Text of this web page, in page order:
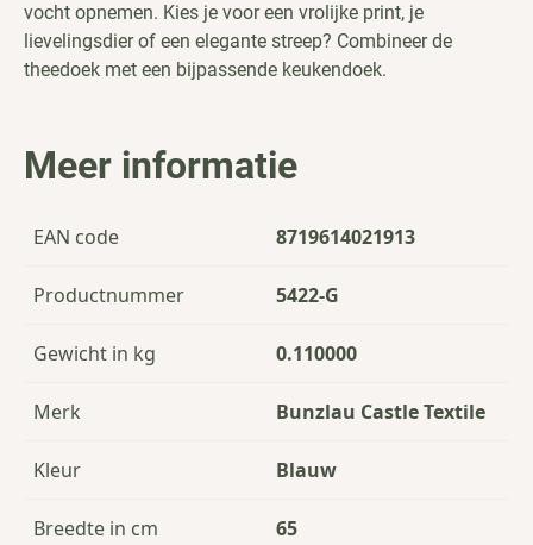
vocht opnemen. Kies je voor een vrolijke print, je
lievelingsdier of een elegante streep? Combineer de
theedoek met een bijpassende keukendoek.
Meer informatie
EAN code 8719614021913
Productnummer 5422-G
Gewicht in kg 0.110000
Merk Bunzlau Castle Textile
Kleur Blauw
Breedte in cm 65